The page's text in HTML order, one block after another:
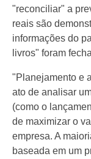
"reconciliar" a
reais são
informações do
livros" foram
"Planejamento e
ato de analisar
(como o
de maximizar o
empresa. A
baseada em um